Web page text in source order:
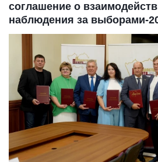
соглашение о
наблюдения за выборами-